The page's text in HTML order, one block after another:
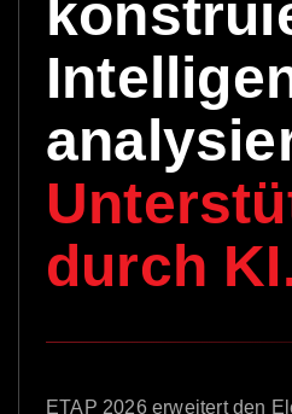
durch
ETAP 2026 erweitert den